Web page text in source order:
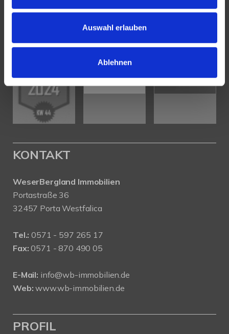
Auswahl erlauben
Ablehnen
KONTAKT
WeserBergland Immobilien
Portastraße 36
32457 Porta Westfalica
Tel.: 0571 - 597 265 17
Fax: 0571 - 870 490 05
E-Mail: info@wb-immobilien.de
Web: www.wb-immobilien.de
PROFIL